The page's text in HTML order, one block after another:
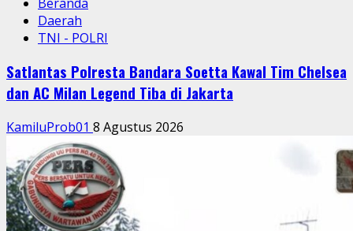
Daerah
TNI - POLRI
Satlantas Polresta Bandara Soetta Kawal Tim Chelsea
dan AC Milan Legend Tiba di Jakarta
KamiluProb01 8 Agustus 2026